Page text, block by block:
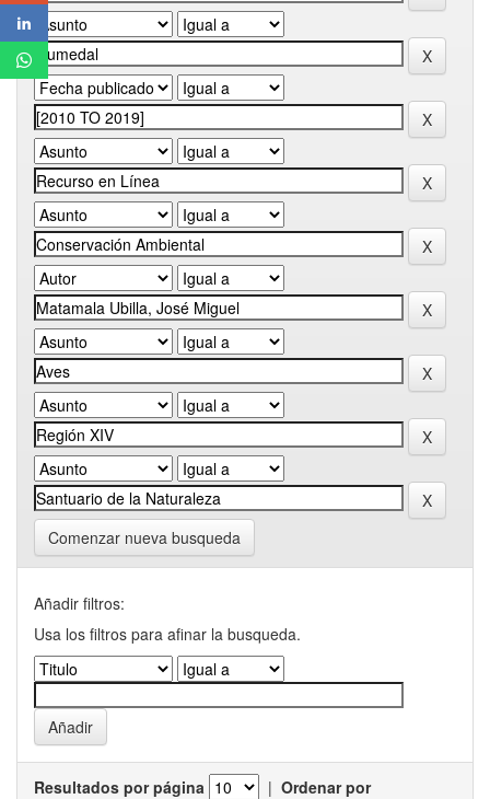
Comenzar nueva busqueda
Añadir filtros:
Usa los filtros para afinar la busqueda.
Resultados por página | Ordenar por